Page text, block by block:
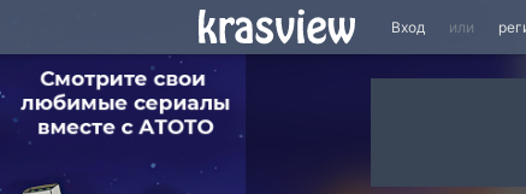
Вход или